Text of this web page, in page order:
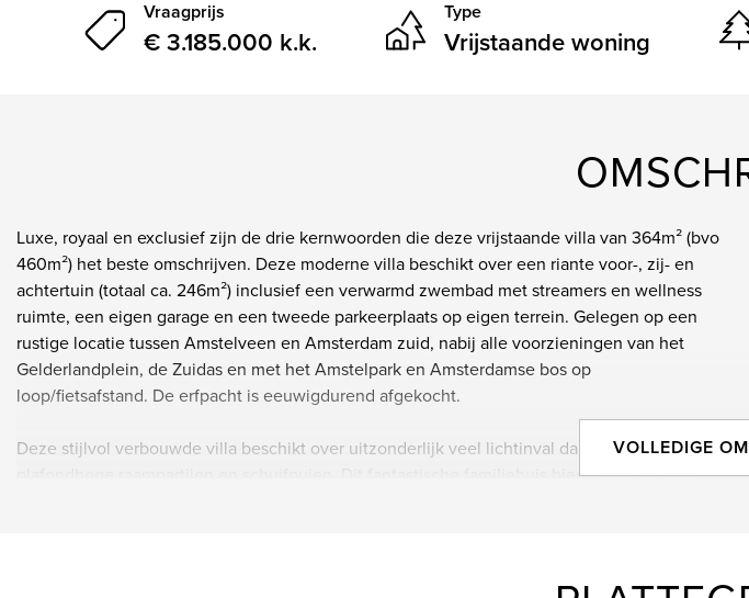
Vraagprijs
€ 3.185.000 k.k.
Type
Vrijstaande woning
Luxe, royaal en exclusief zijn de drie kernwoorden die deze vrijstaande villa van 364m² (bvo
460m²) het beste omschrijven. Deze moderne villa beschikt over een riante voor-, zij- en
achtertuin (totaal ca. 246m²) inclusief een verwarmd zwembad met streamers en wellness
ruimte, een eigen garage en een tweede parkeerplaats op eigen terrein. Gelegen op een
rustige locatie tussen Amstelveen en Amsterdam zuid, nabij alle voorzieningen van het
Gelderlandplein, de Zuidas en met het Amstelpark en Amsterdamse bos op
loop/fietsafstand. De erfpacht is eeuwigdurend afgekocht.
Deze stijlvol verbouwde villa beschikt over uitzonderlijk veel lichtinval dankzij de
plafondhoge raampartijen en schuifpuien. Dit fantastische familiehuis biedt naast de riante
VOLLEDIGE